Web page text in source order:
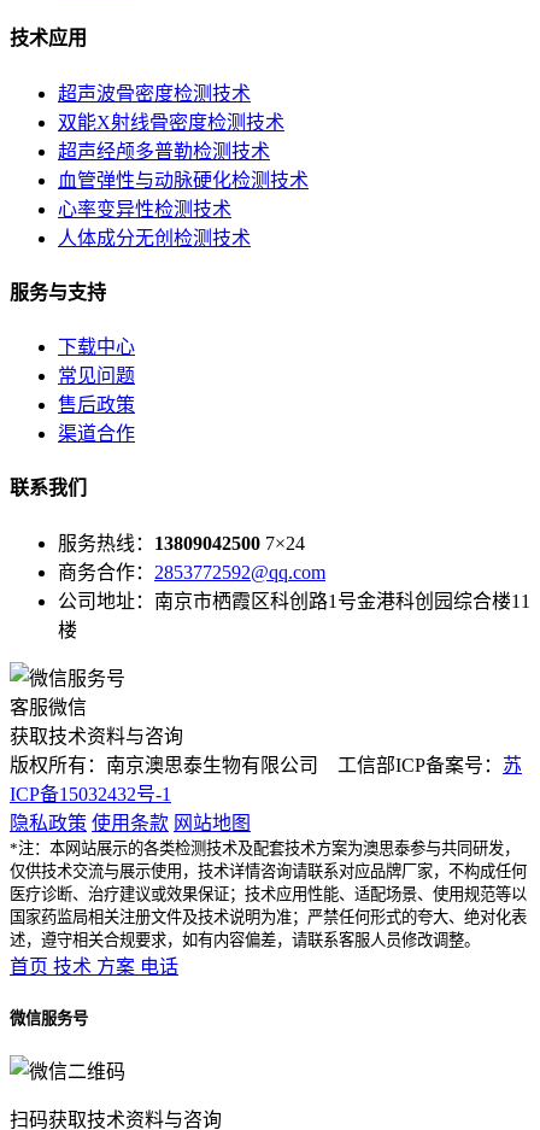
技术应用
超声波骨密度检测技术
双能X射线骨密度检测技术
超声经颅多普勒检测技术
血管弹性与动脉硬化检测技术
心率变异性检测技术
人体成分无创检测技术
服务与支持
下载中心
常见问题
售后政策
渠道合作
联系我们
服务热线： 13809042500 7×24
商务合作： 2853772592@qq.com
公司地址：南京市栖霞区科创路1号金港科创园综合楼11
楼
客服微信
获取技术资料与咨询
版权所有：南京澳思泰生物有限公司 工信部ICP备案号： 苏
ICP备15032432号-1
隐私政策 使用条款 网站地图
*注：本网站展示的各类检测技术及配套技术方案为澳思泰参与共同研发，
仅供技术交流与展示使用，技术详情咨询请联系对应品牌厂家，不构成任何
医疗诊断、治疗建议或效果保证；技术应用性能、适配场景、使用规范等以
国家药监局相关注册文件及技术说明为准；严禁任何形式的夸大、绝对化表
述，遵守相关合规要求，如有内容偏差，请联系客服人员修改调整。
首页 技术 方案 电话
微信服务号
扫码获取技术资料与咨询